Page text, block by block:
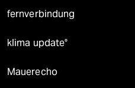
fernverbindung
klima update°
Mauerecho